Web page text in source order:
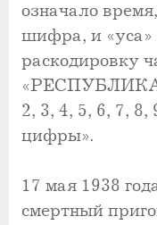
означало
шифра, и «уса»
раскодировку
2, 3, 4, 5, 6, 7,
цифры».
17 мая 1938
смертный